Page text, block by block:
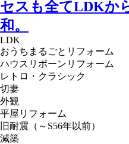
セスも全てLDKか
和。
LDK
おうちまるごとリフォーム
ハウスリボーンリフォーム
レトロ・クラシック
切妻
外観
平屋リフォーム
旧耐震（～S56年以前）
減築